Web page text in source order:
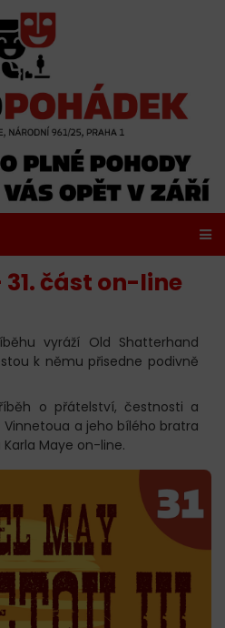
část on-line
vyráží Old Shatterhand
k němu přisedne podivně
o přátelství, čestnosti a
a jeho bílého bratra
Maye on-line.